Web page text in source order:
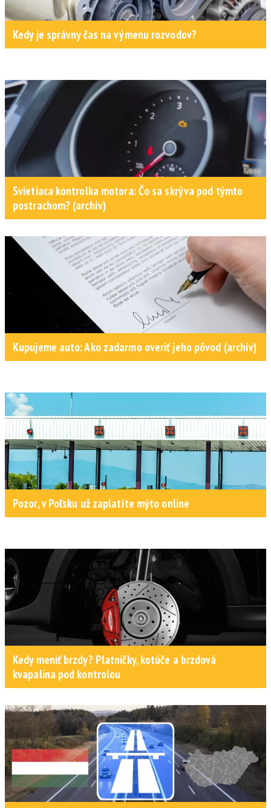
Kedy je správny čas na výmenu rozvodov?
Svietiaca kontrolka motora: Čo sa skrýva pod týmto
postrachom? (archív)
Kupujeme auto: Ako zadarmo overiť jeho pôvod (archív)
Pozor, v Poľsku už zaplatíte mýto online
Kedy meniť brzdy? Platničky, kotúče a brzdová
kvapalina pod kontrolou